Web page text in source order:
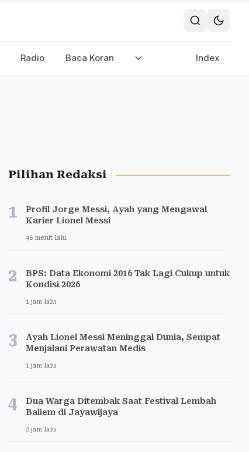
Radio Baca Koran Index
Pilihan Redaksi
1
Profil Jorge Messi, Ayah yang Mengawal
Karier Lionel Messi
46 menit lalu
2
BPS: Data Ekonomi 2016 Tak Lagi Cukup untuk
Kondisi 2026
1 jam lalu
3
Ayah Lionel Messi Meninggal Dunia, Sempat
Menjalani Perawatan Medis
1 jam lalu
4
Dua Warga Ditembak Saat Festival Lembah
Baliem di Jayawijaya
2 jam lalu